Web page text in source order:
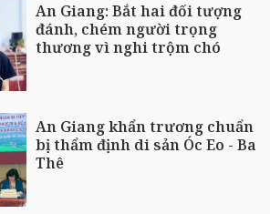
An Giang: Bắt hai đối tượng
đánh, chém người trọng
thương vì nghi trộm chó
An Giang khẩn trương chuẩn
bị thẩm định di sản Óc Eo - Ba
Thê